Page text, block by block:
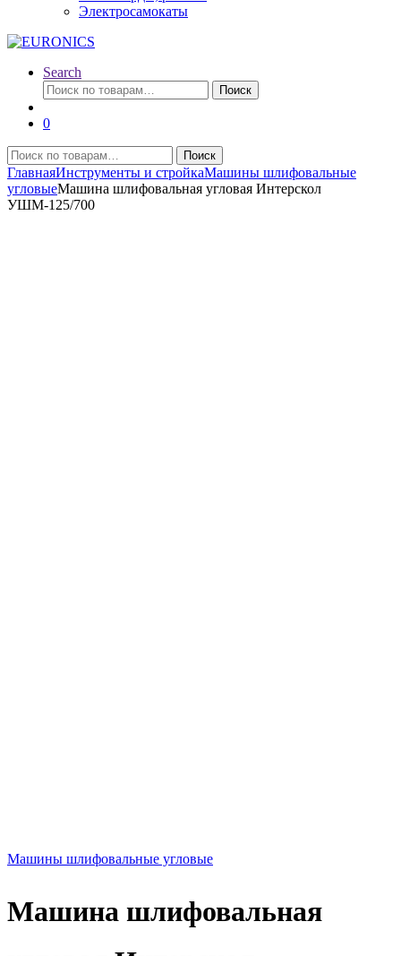
Электросамокаты
Search
Искать:
Поиск
0
Искать:
Поиск
ГлавнаяИнструменты и стройкаМашины шлифовальные
угловыеМашина шлифовальная угловая Интерскол
УШМ-125/700
Машины шлифовальные угловые
Машина шлифовальная